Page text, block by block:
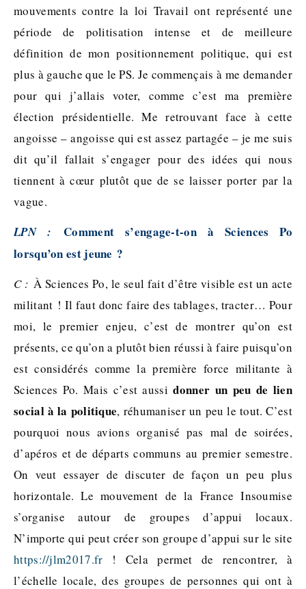
mouvements contre la loi Travail ont représenté une
période de politisation intense et de meilleure
définition de mon positionnement politique, qui est
plus à gauche que le PS. Je commençais à me demander
pour qui j’allais voter, comme c’est ma première
élection présidentielle. Me retrouvant face à cette
angoisse – angoisse qui est assez partagée – je me suis
dit qu’il fallait s’engager pour des idées qui nous
tiennent à cœur plutôt que de se laisser porter par la
vague.
LPN :Comment s’engage-t-on à Sciences Po
lorsqu’on est jeune ?
C : À Sciences Po, le seul fait d’être visible est un acte
militant ! Il faut donc faire des tablages, tracter… Pour
moi, le premier enjeu, c’est de montrer qu’on est
présents, ce qu’on a plutôt bien réussi à faire puisqu’on
est considérés comme la première force militante à
Sciences Po. Mais c’est aussidonner un peu de lien
social à la politique, réhumaniser un peu le tout. C’est
pourquoi nous avions organisé pas mal de soirées,
d’apéros et de départs communs au premier semestre.
On veut essayer de discuter de façon un peu plus
horizontale. Le mouvement de la France Insoumise
s’organise autour de groupes d’appui locaux.
N’importe qui peut créer son groupe d’appui sur le site
https://jlm2017.fr ! Cela permet de rencontrer, à
l’échelle locale, des groupes de personnes qui ont à